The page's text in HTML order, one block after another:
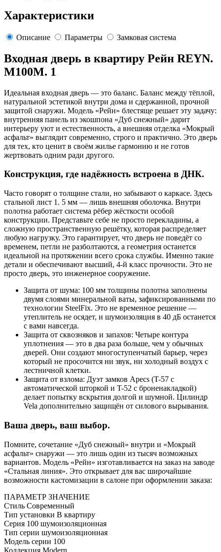
Характеристики
Описание Параметры Замковая система
Входная дверь в квартиру Рейн REYN.
M100M. 1
Идеальная входная дверь — это баланс. Баланс между тёплой,
натуральной эстетикой внутри дома и сдержанной, прочной
защитой снаружи. Модель «Рейн» блестяще решает эту задачу:
внутренняя панель из экошпона «Дуб снежный» дарит
интерьеру уют и естественность, а внешняя отделка «Мокрый
асфальт» выглядит современно, строго и практично. Это дверь
для тех, кто ценит в своём жилье гармонию и не готов
жертвовать одним ради другого.
Конструкция, где надёжность встроена в ДНК.
Часто говорят о толщине стали, но забывают о каркасе. Здесь
стальной лист 1. 5 мм — лишь внешняя оболочка. Внутри
полотна работает система рёбер жёсткости особой
конструкции. Представьте себе не просто перекладины, а
сложную пространственную решётку, которая распределяет
любую нагрузку. Это гарантирует, что дверь не поведёт со
временем, петли не разболтаются, а геометрия останется
идеальной на протяжении всего срока службы. Именно такие
детали и обеспечивают высший, 4-й класс прочности. Это не
просто дверь, это инженерное сооружение.
Защита от шума: 100 мм толщины полотна заполнены
двумя слоями минеральной ваты, зафиксированными по
технологии SteelFix. Это не временное решение —
утеплитель не осядет, и шумоизоляция в 40 дБ останется
с вами навсегда.
Защита от сквозняков и запахов: Четыре контура
уплотнения — это в два раза больше, чем у обычных
дверей. Они создают многоступенчатый барьер, через
который не просочится ни звук, ни холодный воздух с
лестничной клетки.
Защита от взлома: Дуэт замков Apecs (T-57 с
автоматической шторкой и T-52 с броненакладкой)
делает попытку вскрытия долгой и шумной. Цилиндр
Vela дополнительно защищён от силового вырывания.
Ваша дверь, ваш выбор.
Помните, сочетание «Дуб снежный» внутри и «Мокрый
асфальт» снаружи — это лишь один из тысяч возможных
вариантов. Модель «Рейн» изготавливается на заказ на заводе
«Стальная линия». Это открывает для вас широчайшие
возможности кастомизации в салоне при оформлении заказа:
ПАРАМЕТР ЗНАЧЕНИЕ
Стиль Современный
Тип установки В квартиру
Серия 100 шумоизоляционная
Тип серии шумоизоляционная
Модель серии 100
Коллекция Modern